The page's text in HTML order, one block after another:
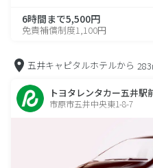
6時間まで5,500円
免責補償制度1,100円
五井キャピタルホテルから
トヨタレンタカー五井駅
市原市五井中央東1-8-7